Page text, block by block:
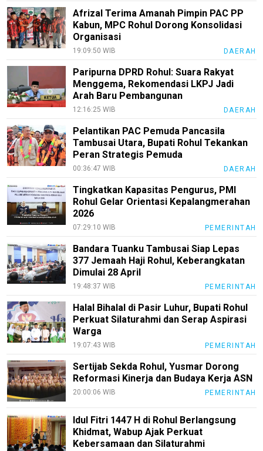
Afrizal Terima Amanah Pimpin PAC PP
Kabun, MPC Rohul Dorong Konsolidasi
Organisasi
19:09:50 WIB DAERAH
Paripurna DPRD Rohul: Suara Rakyat
Menggema, Rekomendasi LKPJ Jadi
Arah Baru Pembangunan
12:16:25 WIB DAERAH
Pelantikan PAC Pemuda Pancasila
Tambusai Utara, Bupati Rohul Tekankan
Peran Strategis Pemuda
00:36:47 WIB DAERAH
Tingkatkan Kapasitas Pengurus, PMI
Rohul Gelar Orientasi Kepalangmerahan
2026
07:29:10 WIB PEMERINTAH
Bandara Tuanku Tambusai Siap Lepas
377 Jemaah Haji Rohul, Keberangkatan
Dimulai 28 April
19:48:37 WIB PEMERINTAH
Halal Bihalal di Pasir Luhur, Bupati Rohul
Perkuat Silaturahmi dan Serap Aspirasi
Warga
19:07:43 WIB PEMERINTAH
Sertijab Sekda Rohul, Yusmar Dorong
Reformasi Kinerja dan Budaya Kerja ASN
20:00:06 WIB PEMERINTAH
Idul Fitri 1447 H di Rohul Berlangsung
Khidmat, Wabup Ajak Perkuat
Kebersamaan dan Silaturahmi
pendidikan
Kode
Etik
Internal
Disclaimer
Kami
Pedoman
Media
Redaksi
Index
All